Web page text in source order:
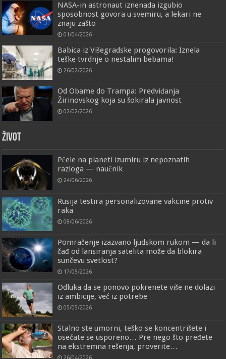
NASA-in astronaut iznenada izgubio
sposobnost govora u svemiru, a lekari ne
znaju zašto
01/04/2026
Babica iz Višegradske progovorila: Iznela
teške tvrdnje o nestalim bebama!
26/02/2026
Od Obame do Trampa: Predviđanja
Žirinovskog koja su šokirala javnost
02/02/2026
ŽIVOT
Pčele na planeti izumiru iz nepoznatih
razloga — naučnik
24/06/2026
Rusija testira personalizovane vakcine protiv
raka
08/06/2026
Pomračenje izazvano ljudskom rukom — da li
čađ od lansiranja satelita može da blokira
sunčevu svetlost?
17/05/2026
Odluka da se ponovo pokrenete više ne dolazi
iz ambicije, već iz potrebe
05/05/2026
Stalno ste umorni, teško se koncentrišete i
osećate se usporeno… Pre nego što pređete
na ekstremna rešenja, proverite…
26/04/2026